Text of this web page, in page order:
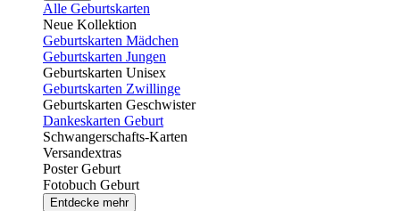
Alle Geburtskarten
Neue Kollektion
Geburtskarten Mädchen
Geburtskarten Jungen
Geburtskarten Unisex
Geburtskarten Zwillinge
Geburtskarten Geschwister
Dankeskarten Geburt
Schwangerschafts-Karten
Versandextras
Poster Geburt
Fotobuch Geburt
Entdecke mehr